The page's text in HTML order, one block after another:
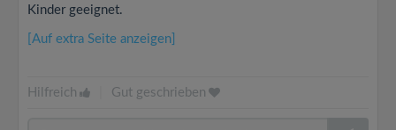
Kinder geeignet.
[Auf extra Seite anzeigen]
Hilfreich Gut geschrieben